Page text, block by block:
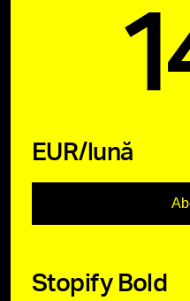
EUR/lună
Stopify Bold